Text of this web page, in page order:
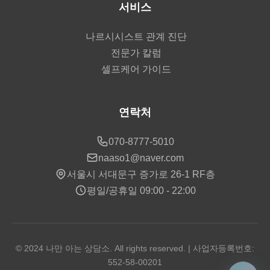
서비스
나르시시스트 관계 진단
전문가 칼럼
셀프케어 가이드
연락처
070-8777-5010
naaso1@naver.com
서울시 서대문구 증가로 26-1 RF층
평일/공휴일 09:00 - 22:00
© 2024 나만 아는 상담소. All rights reserved. | 사업자등록번호:
552-58-00201